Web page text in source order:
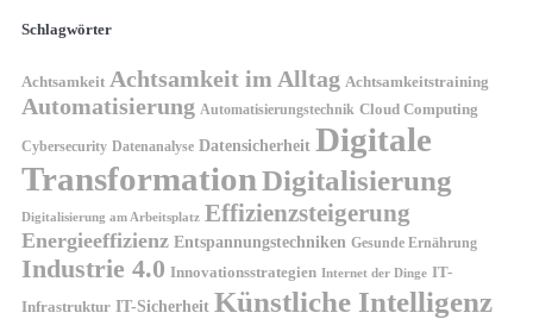
Schlagwörter
Achtsamkeit Achtsamkeit im Alltag Achtsamkeitstraining
Automatisierung Automatisierungstechnik Cloud Computing
Cybersecurity Datenanalyse Datensicherheit Digitale
TransformationDigitalisierung
Digitalisierung am Arbeitsplatz Effizienzsteigerung
Energieeffizienz Entspannungstechniken Gesunde Ernährung
Industrie 4.0 Innovationsstrategien Internet der Dinge IT-
Infrastruktur IT-Sicherheit Künstliche Intelligenz